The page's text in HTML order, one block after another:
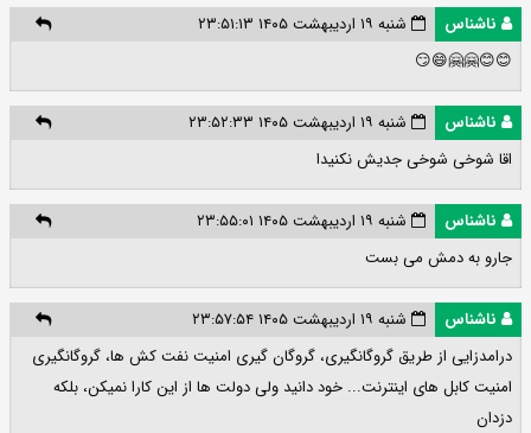
ناشناس
شنبه ۱۹ اردیبهشت ۱۴۰۵ ۲۳:۵۱:۱۳
😊😊🤗🤗😄😏
ناشناس
شنبه ۱۹ اردیبهشت ۱۴۰۵ ۲۳:۵۲:۳۳
اقا شوخی شوخی جدیش نکنیدا
ناشناس
شنبه ۱۹ اردیبهشت ۱۴۰۵ ۲۳:۵۵:۰۱
جارو به دمش می بست
ناشناس
شنبه ۱۹ اردیبهشت ۱۴۰۵ ۲۳:۵۷:۵۴
درامدزایی از طریق گروگانگیری، گروگان گیری امنیت نفت کش ها، گروگانگیری
امنیت کابل های اینترنت... خود دانید ولی دولت ها از این کارا نمیکن، بلکه
دزدان